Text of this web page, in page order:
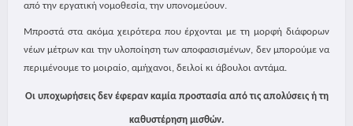
από την εργατική νομοθεσία, την υπονομεύουν.
Μπροστά στα ακόμα χειρότερα που έρχονται με τη μορφή διάφορων
νέων μέτρων και την υλοποίηση των αποφασισμένων, δεν μπορούμε να
περιμένουμε το μοιραίο, αμήχανοι, δειλοί κι άβουλοι αντάμα.
Οι υποχωρήσεις δεν έφεραν καμία προστασία από τις απολύσεις ή τη
καθυστέρηση μισθών.